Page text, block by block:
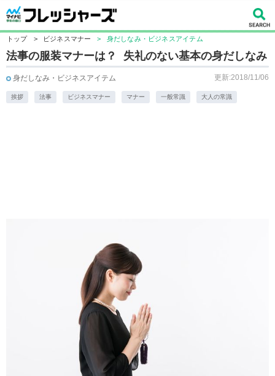
トップ > ビジネスマナー > 身だしなみ・ビジネスアイテム
法事の服装マナーは？ 失礼のない基本の身だしなみ
身だしなみ・ビジネスアイテム 更新:2018/11/06
挨拶 法事 ビジネスマナー マナー 一般常識 大人の常識